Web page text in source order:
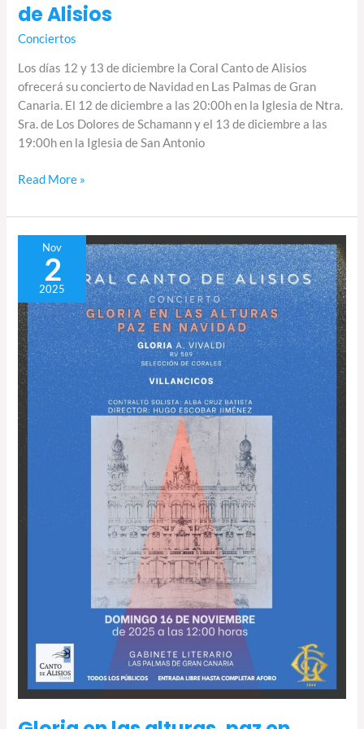
de Alisios
Conciertos
Los días 12 y 13 de diciembre la Coral Canto de Alisios
ofrecerá su concierto de Navidad en Las Palmas de Gran
Canaria. El 12 de diciembre a las 20:00h en la Iglesia de Ntra.
Sra. de Los Dolores de Schamann y el 13 de diciembre a las
19:00h en la Iglesia de San Antonio
Read More »
Nov
2
2025
Gloria
alturas,
paz
en
Navidad